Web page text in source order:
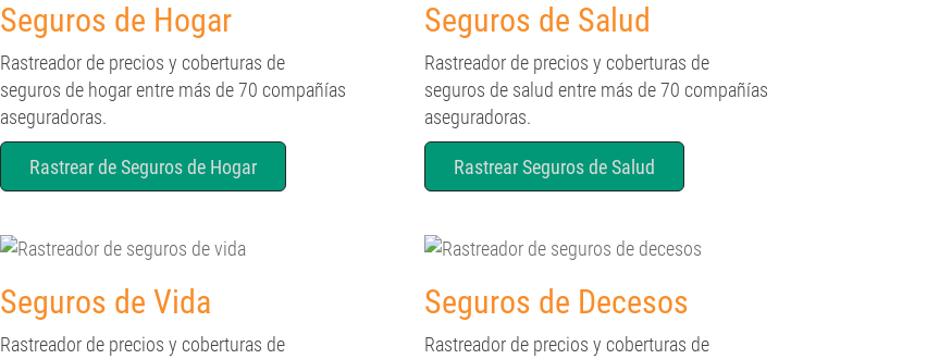
Seguros de Hogar
Rastreador de precios y coberturas de
seguros de hogar entre más de 70 compañías
aseguradoras.
Rastrear de Seguros de Hogar
Seguros de Salud
Rastreador de precios y coberturas de
seguros de salud entre más de 70 compañías
aseguradoras.
Rastrear Seguros de Salud
Seguros de Vida
Rastreador de precios y coberturas de
Seguros de Decesos
Rastreador de precios y coberturas de